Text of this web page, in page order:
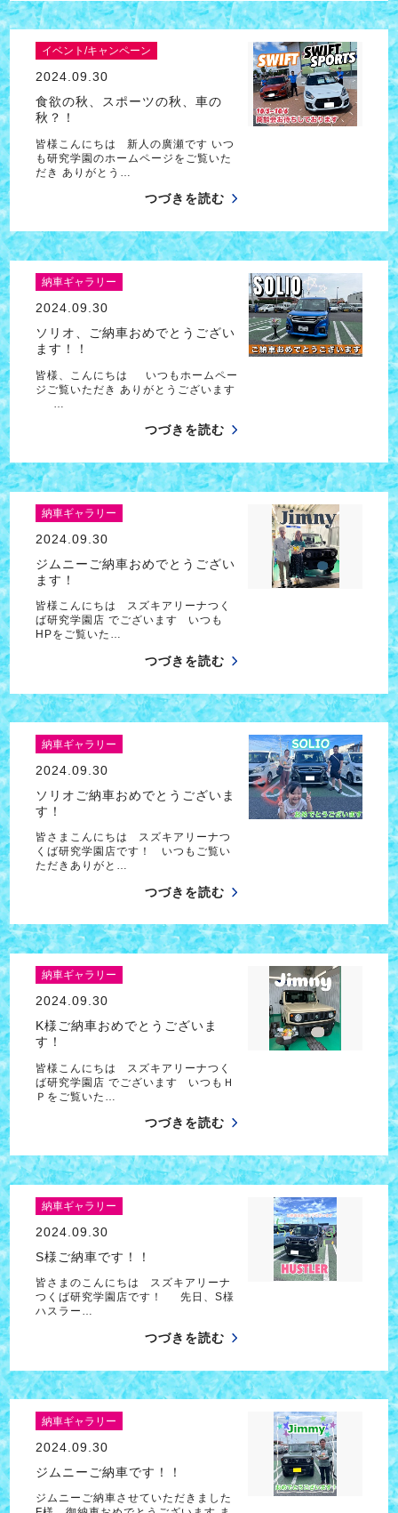
イベント/キャンペーン
2024.09.30
食欲の秋、スポーツの秋、車の
秋？！
皆様こんにちは 新人の廣瀬です いつ
も研究学園のホームページをご覧いた
だき ありがとう…
つづきを読む
納車ギャラリー
2024.09.30
ソリオ、ご納車おめでとうござい
ます！！
皆様、こんにちは いつもホームペー
ジご覧いただき ありがとうございます
つづきを読む
納車ギャラリー
2024.09.30
ジムニーご納車おめでとうござい
ます！
皆様こんにちは スズキアリーナつく
ば研究学園店 でございます いつも
HPをご覧いた…
つづきを読む
納車ギャラリー
2024.09.30
ソリオご納車おめでとうございま
す！
皆さまこんにちは スズキアリーナつ
くば研究学園店です！ いつもご覧い
ただきありがと…
つづきを読む
納車ギャラリー
2024.09.30
K様ご納車おめでとうございま
す！
皆様こんにちは スズキアリーナつく
ば研究学園店 でございます いつもＨ
Ｐをご覧いた…
つづきを読む
納車ギャラリー
2024.09.30
S様ご納車です！！
皆さまのこんにちは スズキアリーナ
つくば研究学園店です！ 先日、S様
ハスラー…
つづきを読む
納車ギャラリー
2024.09.30
ジムニーご納車です！！
ジムニーご納車させていただきました